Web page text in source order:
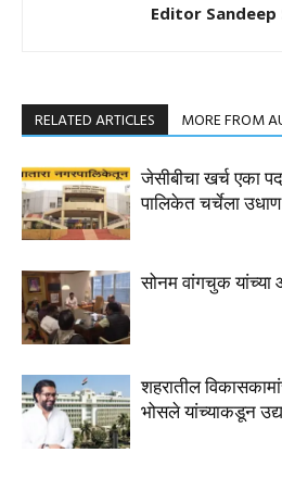
Editor Sandeep
RELATED ARTICLES MORE FROM
जेसीबीचा खर्च एका
पालिकेत चर्चेला उधाण
सोनम वांगचुक यांच्या
शहरातील
भोसले यांच्याकडून